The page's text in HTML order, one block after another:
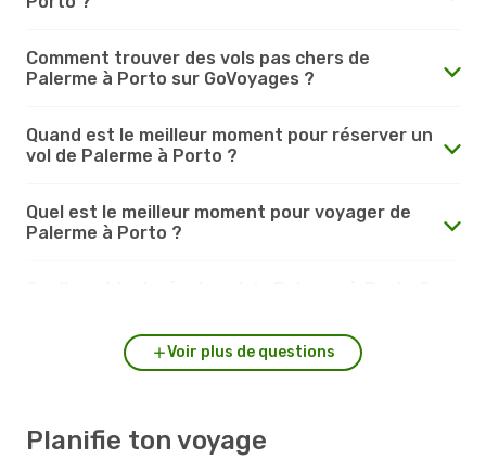
Comment trouver des vols pas chers de
Palerme à Porto sur GoVoyages ?
Quand est le meilleur moment pour réserver un
vol de Palerme à Porto ?
Quel est le meilleur moment pour voyager de
Palerme à Porto ?
Voir plus de questions
Planifie ton voyage